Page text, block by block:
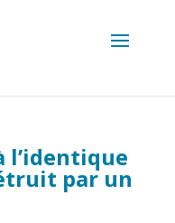
l’identique
par un